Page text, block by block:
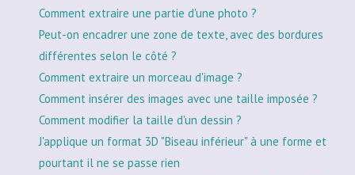
Comment extraire une partie d'une photo ?
Peut-on encadrer une zone de texte, avec des bordures
différentes selon le côté ?
Comment extraire un morceau d'image ?
Comment insérer des images avec une taille imposée ?
Comment modifier la taille d'un dessin ?
J'applique un format 3D "Biseau inférieur" à une forme et
pourtant il ne se passe rien